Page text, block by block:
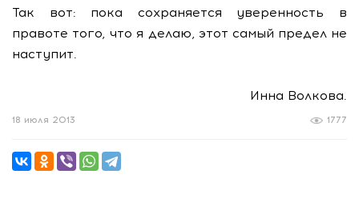
Так вот: пока сохраняется уверенность в
правоте того, что я делаю, этот самый предел не
наступит.
Инна Волкова.
1777
18 июля 2013